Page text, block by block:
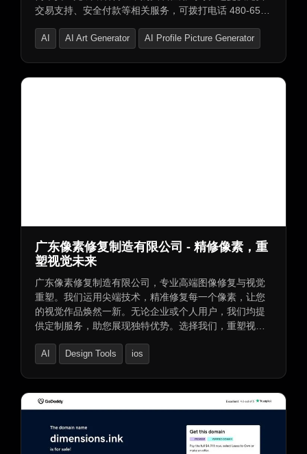
交易支持、安全付款等相关服务，可拨打电话 480-651-
AI AI Art Generator AI Profile Picture Generator
广东像素修复制造有限公司 - 精修像素，重
塑视觉未来
广东像素修复制造有限公司，专业高端图像修复与视觉
重塑。我们运用尖端技术，精准修复每一个像素，让您
的视觉作品焕然一新。无论企业或个人用户，我们均提
供定制服务，助您展现独特优势。选择我们，重塑视
AI Design Tools ios